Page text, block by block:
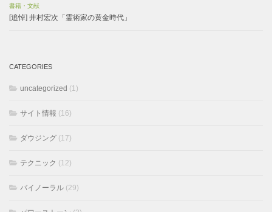
書籍・文献
[追悼] 井村宏次「霊術家の黄金時代」
CATEGORIES
uncategorized (1)
サイト情報 (16)
ダウジング (17)
テクニック (12)
バイノーラル (29)